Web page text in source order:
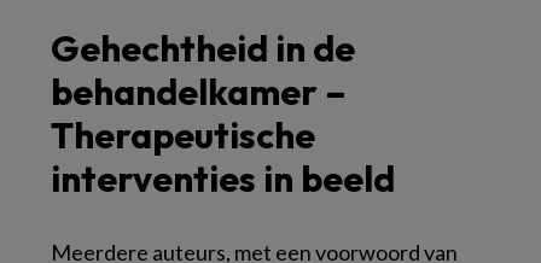
Gehechtheid in de
behandelkamer –
Therapeutische
interventies in beeld
Meerdere auteurs, met een voorwoord van